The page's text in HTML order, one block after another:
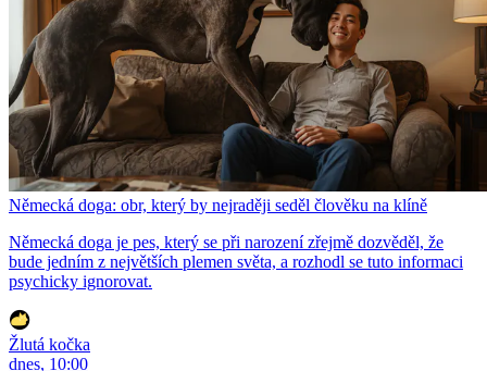
Německá doga: obr, který by nejraději seděl člověku na klíně
Německá doga je pes, který se při narození zřejmě dozvěděl, že
bude jedním z největších plemen světa, a rozhodl se tuto informaci
psychicky ignorovat.
Žlutá kočka
dnes, 10:00